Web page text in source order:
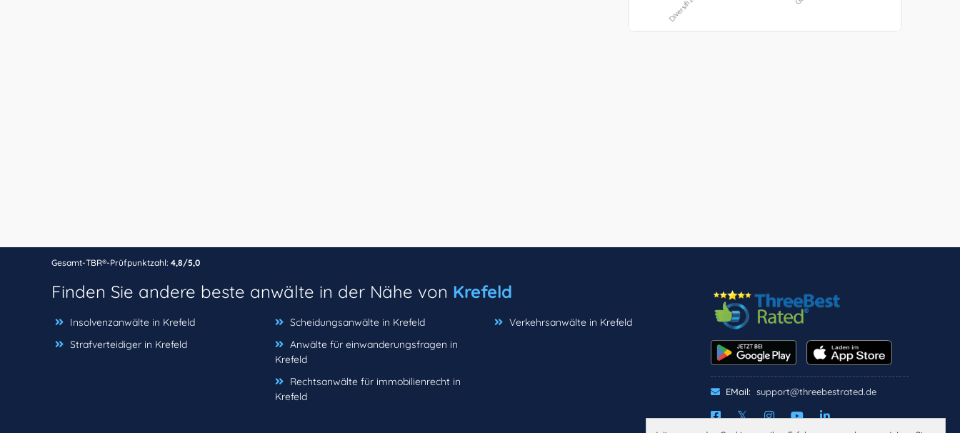
Gesamt-TBR®-Prüfpunktzahl: 4,8/5,0
Finden Sie andere beste anwälte in der Nähe von Krefeld
Insolvenzanwälte in Krefeld
Strafverteidiger in Krefeld
Scheidungsanwälte in Krefeld
Anwälte für einwanderungsfragen in
Krefeld
Rechtsanwälte für immobilienrecht in
Krefeld
Verkehrsanwälte in Krefeld
EMail: support@threebestrated.de